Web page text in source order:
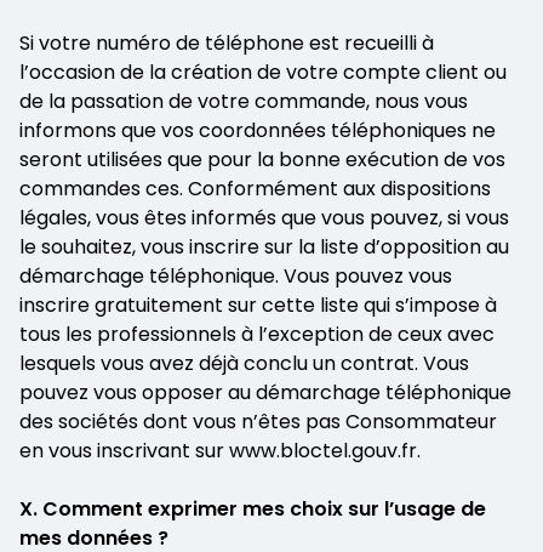
Si votre numéro de téléphone est recueilli à
l’occasion de la création de votre compte client ou
de la passation de votre commande, nous vous
informons que vos coordonnées téléphoniques ne
seront utilisées que pour la bonne exécution de vos
commandes ces. Conformément aux dispositions
légales, vous êtes informés que vous pouvez, si vous
le souhaitez, vous inscrire sur la liste d’opposition au
démarchage téléphonique. Vous pouvez vous
inscrire gratuitement sur cette liste qui s’impose à
tous les professionnels à l’exception de ceux avec
lesquels vous avez déjà conclu un contrat. Vous
pouvez vous opposer au démarchage téléphonique
des sociétés dont vous n’êtes pas Consommateur
en vous inscrivant sur www.bloctel.gouv.fr.
X. Comment exprimer mes choix sur l’usage de
mes données ?